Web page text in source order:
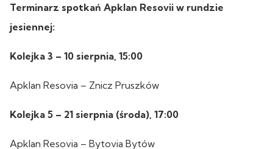
Terminarz spotkań Apklan Resovii w rundzie
jesiennej:
Kolejka 3 – 10 sierpnia, 15:00
Apklan Resovia – Znicz Pruszków
Kolejka 5 – 21 sierpnia (środa), 17:00
Apklan Resovia – Bytovia Bytów